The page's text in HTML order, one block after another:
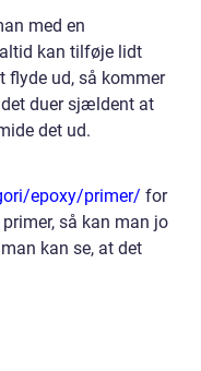
med en
kan tilføje lidt
flyde ud, så kommer
duer sjældent at
det ud.
epoxy/primer/ for
så kan man jo
kan se, at det